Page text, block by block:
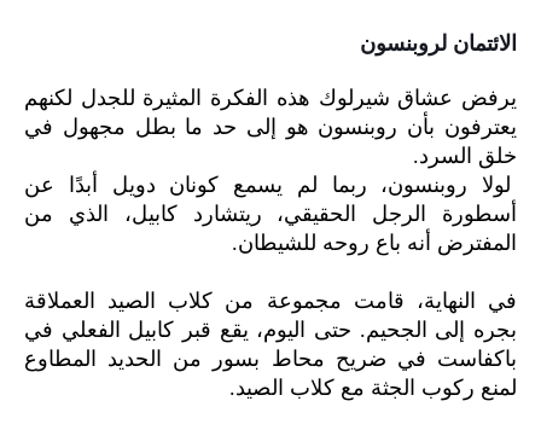
الائتمان لروبنسون
يرفض عشاق شيرلوك هذه الفكرة المثيرة للجدل لكنهم
يعترفون بأن روبنسون هو إلى حد ما بطل مجهول في
خلق السرد.
لولا روبنسون، ربما لم يسمع كونان دويل أبدًا عن
أسطورة الرجل الحقيقي، ريتشارد كابيل، الذي من
المفترض أنه باع روحه للشيطان.
في النهاية، قامت مجموعة من كلاب الصيد العملاقة
بجره إلى الجحيم. حتى اليوم، يقع قبر كابيل الفعلي في
باكفاست في ضريح محاط بسور من الحديد المطاوع
لمنع ركوب الجثة مع كلاب الصيد.